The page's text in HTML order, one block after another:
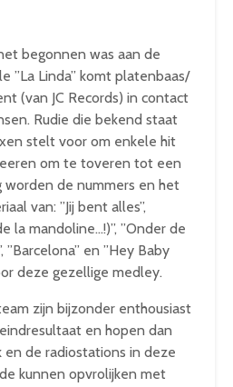
begonnen was aan de
”La Linda” komt platenbaas/
(van JC Records) in contact
Rudie die bekend staat
stelt voor om enkele hit
om te toveren tot een
worden de nummers en het
van: ”Jij bent alles”,
la mandoline…!)”, ”Onder de
”Barcelona” en ”Hey Baby
deze gezellige medley.
zijn bijzonder enthousiast
en hopen dan
de radiostations in deze
kunnen opvrolijken met